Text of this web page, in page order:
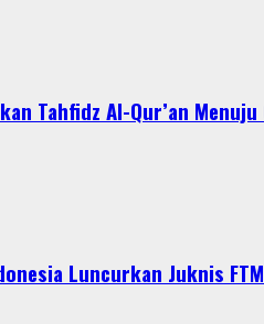
Tahfidz Al-Qur’an
Luncurkan Juknis